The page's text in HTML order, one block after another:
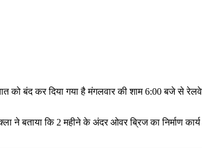
को बंद कर दिया गया है मंगलवार की शाम 6:00 बजे
कि 2 महीने के अंदर ओवर ब्रिज का निर्माण कार्य